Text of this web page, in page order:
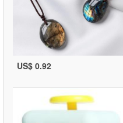
US$ 0.92